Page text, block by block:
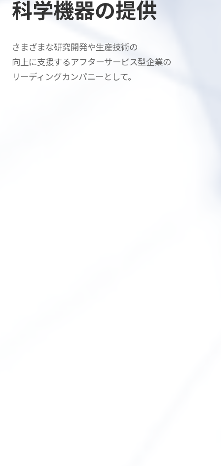
科学機器の提供
さまざまな研究開発や生産技術の
向上に支援するアフターサービス型企業の
リーディングカンパニーとして。